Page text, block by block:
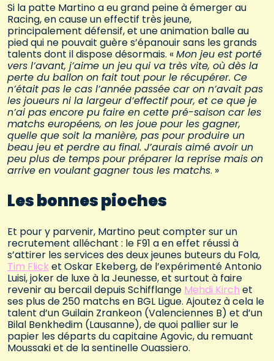
Si la patte Martino a eu grand peine à émerger au
Racing, en cause un effectif très jeune,
principalement défensif, et une animation balle au
pied qui ne pouvait guère s’épanouir sans les grands
talents dont il dispose désormais. «Mon jeu est porté
vers l’avant, j’aime un jeu qui va très vite, où dès la
perte du ballon on fait tout pour le récupérer. Ce
n’était pas le cas l’année passée car on n’avait pas
les joueurs ni la largeur d’effectif pour, et ce que je
n’ai pas encore pu faire en cette pré-saison car les
matchs européens, on les joue pour les gagner,
quelle que soit la manière, pas pour produire un
beau jeu et perdre au final. J’aurais aimé avoir un
peu plus de temps pour préparer la reprise mais on
arrive en voulant gagner tous les matchs. »
Les bonnes pioches
Et pour y parvenir, Martino peut compter sur un
recrutement alléchant : le F91 a en effet réussi à
s’attirer les services des deux jeunes buteurs du Fola,
Tim Flick et Oskar Ekeberg, de l’expérimenté Antonio
Luisi, joker de luxe à la Jeunesse, et surtout à faire
revenir au bercail depuis Schifflange Mehdi Kirch et
ses plus de 250 matchs en BGL Ligue. Ajoutez à cela le
talent d’un Guilain Zrankeon (Valenciennes B) et d’un
Bilal Benkhedim (Lausanne), de quoi pallier sur le
papier les départs du capitaine Agovic, du remuant
Moussaki et de la sentinelle Ouassiero.